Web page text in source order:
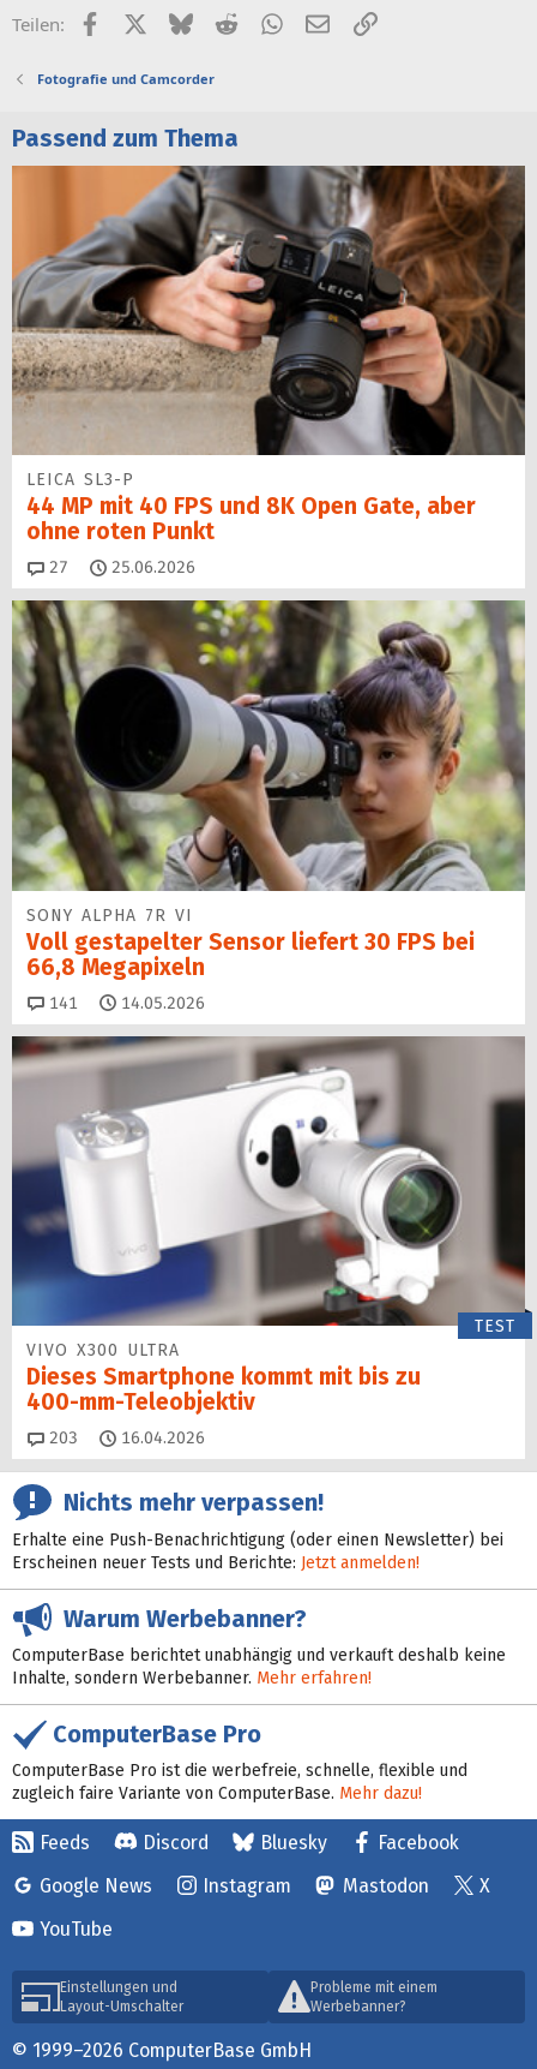
Teilen: FacebookX (Twitter)
BlueskyRedditWhatsApp
E-MailLink
Fotografie und Camcorder
Passend zum Thema
LEICA SL3-P
44 MP mit 40 FPS und 8K Open Gate, aber
ohne roten Punkt
27 Kommentare
25.06.2026
SONY ALPHA 7R VI
Voll gestapelter Sensor liefert 30 FPS bei
66,8 Megapixeln
141 Kommentare
14.05.2026
TEST
VIVO X300 ULTRA
Dieses Smartphone kommt mit bis zu
400‑mm‑Teleobjektiv
203 Kommentare
16.04.2026
Nichts mehr verpassen!
Erhalte eine Push-Benachrichtigung (oder einen Newsletter) bei
Erscheinen neuer Tests und Berichte: Jetzt anmelden!
Warum Werbebanner?
ComputerBase berichtet unabhängig und verkauft deshalb keine
Inhalte, sondern Werbebanner. Mehr erfahren!
ComputerBase Pro
ComputerBase Pro ist die werbefreie, schnelle, flexible und
zugleich faire Variante von ComputerBase. Mehr dazu!
Feeds Discord Bluesky
Facebook
Google News
Instagram Mastodon
X
YouTube
Einstellungen und
Layout-Umschalter
Probleme mit einem
Werbebanner?
© 1999–2026 ComputerBase GmbH